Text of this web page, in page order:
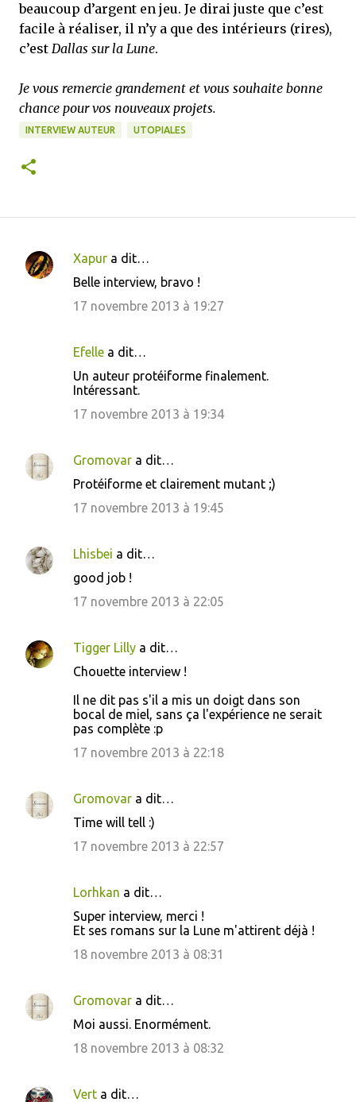
beaucoup d’argent en jeu. Je dirai juste que c’est
facile à réaliser, il n’y a que des intérieurs (rires),
c’est Dallas sur la Lune.
Je vous remercie grandement et vous souhaite bonne
chance pour vos nouveaux projets.
INTERVIEW AUTEUR UTOPIALES
C
r
Xapur a dit…
Belle interview, bravo !
17 novembre 2013 à 19:27
Efelle a dit…
Un auteur protéiforme finalement.
Intéressant.
17 novembre 2013 à 19:34
Gromovar a dit…
Protéiforme et clairement mutant ;)
17 novembre 2013 à 19:45
Lhisbei a dit…
good job !
17 novembre 2013 à 22:05
Tigger Lilly a dit…
Chouette interview !
Il ne dit pas s'il a mis un doigt dans son
bocal de miel, sans ça l'expérience ne serait
pas complète :p
17 novembre 2013 à 22:18
Gromovar a dit…
Time will tell :)
17 novembre 2013 à 22:57
Lorhkan a dit…
Super interview, merci !
Et ses romans sur la Lune m'attirent déjà !
18 novembre 2013 à 08:31
Gromovar a dit…
Moi aussi. Enormément.
18 novembre 2013 à 08:32
Vert a dit…